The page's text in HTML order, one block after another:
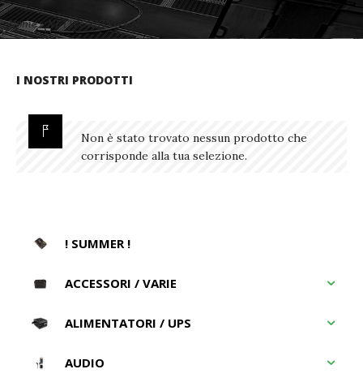
Home»NETWORKING»NAS
I NOSTRI PRODOTTI
Non è stato trovato nessun prodotto che
corrisponde alla tua selezione.
! SUMMER !
ACCESSORI / VARIE
ALIMENTATORI / UPS
AUDIO